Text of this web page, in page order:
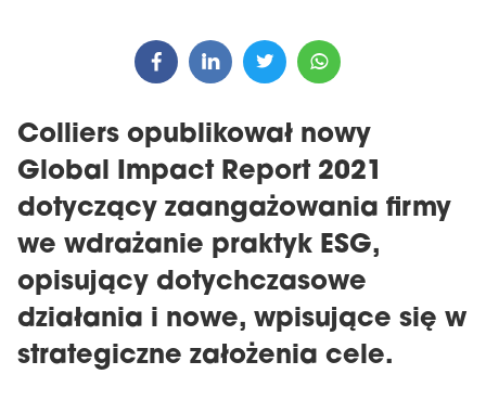
Colliers opublikował nowy
Global Impact Report 2021
dotyczący zaangażowania firmy
we wdrażanie praktyk ESG,
opisujący dotychczasowe
działania i nowe, wpisujące się w
strategiczne założenia cele.